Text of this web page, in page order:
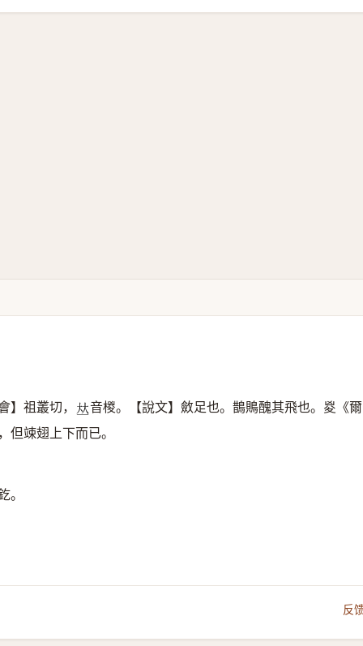
】祖叢切， 𠀤音椶。【說文】斂足也。鵲鵙醜其飛也。㚇《爾
但竦翅上下而已。
反